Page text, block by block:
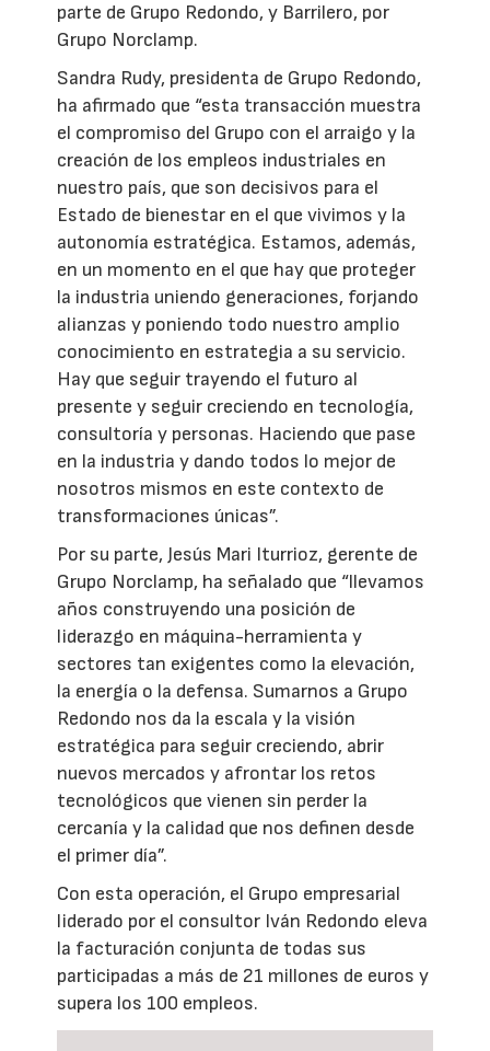
parte de Grupo Redondo, y Barrilero, por
Grupo Norclamp.
Sandra Rudy, presidenta de Grupo Redondo,
ha afirmado que “esta transacción muestra
el compromiso del Grupo con el arraigo y la
creación de los empleos industriales en
nuestro país, que son decisivos para el
Estado de bienestar en el que vivimos y la
autonomía estratégica. Estamos, además,
en un momento en el que hay que proteger
la industria uniendo generaciones, forjando
alianzas y poniendo todo nuestro amplio
conocimiento en estrategia a su servicio.
Hay que seguir trayendo el futuro al
presente y seguir creciendo en tecnología,
consultoría y personas. Haciendo que pase
en la industria y dando todos lo mejor de
nosotros mismos en este contexto de
transformaciones únicas”.
Por su parte, Jesús Mari Iturrioz, gerente de
Grupo Norclamp, ha señalado que “llevamos
años construyendo una posición de
liderazgo en máquina-herramienta y
sectores tan exigentes como la elevación,
la energía o la defensa. Sumarnos a Grupo
Redondo nos da la escala y la visión
estratégica para seguir creciendo, abrir
nuevos mercados y afrontar los retos
tecnológicos que vienen sin perder la
cercanía y la calidad que nos definen desde
el primer día”.
Con esta operación, el Grupo empresarial
liderado por el consultor Iván Redondo eleva
la facturación conjunta de todas sus
participadas a más de 21 millones de euros y
supera los 100 empleos.